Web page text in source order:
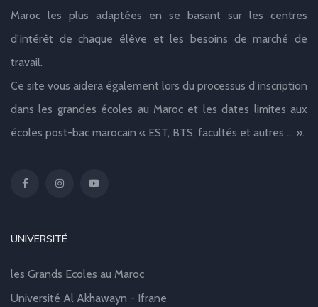
Maroc les plus adaptées en se basant sur les centres
d’intérêt de chaque élève et les besoins de marché de
travail.
Ce site vous aidera également lors du processus d’inscription
dans les grandes écoles au Maroc et les dates limites aux
écoles post-bac marocain « EST, BTS, facultés et autres … ».
UNIVERSITÉ
les Grands Ecoles au Maroc
Université Al Akhawayn - Ifrane